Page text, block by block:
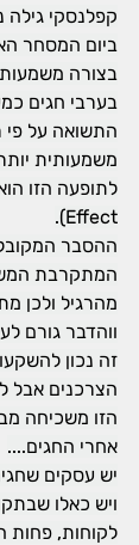
קפלנסקי גילה
ביום המסחר
בצורה
בערבי חגים
התשואה על פי
משמעותית
Effect).
ההסבר
המתקרבת
מהרגיל ולכן
ווהדבר גורם
זה נכון
הצרכנים אבל
הזו משכיחה
אחרי החגים....
יש עסקים
ויש כאלו
לקוחות, פחות